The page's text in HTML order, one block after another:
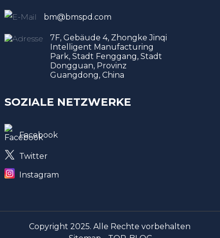
bm@bmspd.com
7F, Gebäude 4, Zhongke Jinqi
Intelligent Manufacturing
Park, Stadt Fenggang, Stadt
Dongguan, Provinz
Guangdong, China
SOZIALE NETZWERKE
Facebook
Twitter
Instagram
Copyright 2025. Alle Rechte vorbehalten